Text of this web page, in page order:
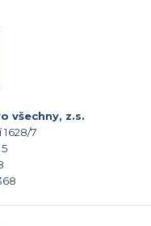
všechny, z.s.
7